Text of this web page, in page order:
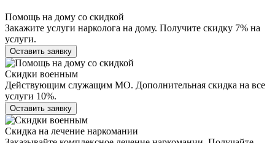
Помощь на дому со скидкой
Закажите услуги нарколога на дому. Получите скидку 7% на
услуги.
Оставить заявку
Скидки военным
Действующим служащим МО. Дополнительная скидка на все
услуги 10%.
Оставить заявку
Скидка на лечение наркомании